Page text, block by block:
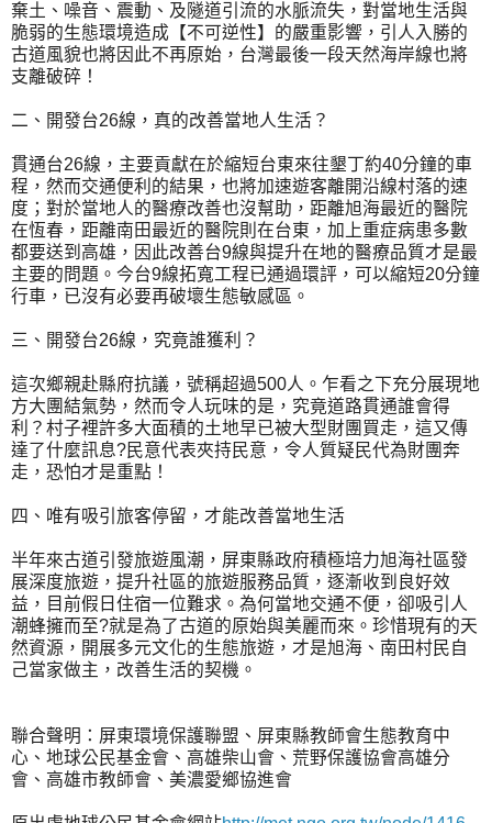
棄土、噪音、震動、及隧道引流的水脈流失，對當地生活與
脆弱的生態環境造成【不可逆性】的嚴重影響，引人入勝的
古道風貌也將因此不再原始，台灣最後一段天然海岸線也將
支離破碎！
二、開發台26線，真的改善當地人生活？
貫通台26線，主要貢獻在於縮短台東來往墾丁約40分鐘的車
程，然而交通便利的結果，也將加速遊客離開沿線村落的速
度；對於當地人的醫療改善也沒幫助，距離旭海最近的醫院
在恆春，距離南田最近的醫院則在台東，加上重症病患多數
都要送到高雄，因此改善台9線與提升在地的醫療品質才是最
主要的問題。今台9線拓寬工程已通過環評，可以縮短20分鐘
行車，已沒有必要再破壞生態敏感區。
三、開發台26線，究竟誰獲利？
這次鄉親赴縣府抗議，號稱超過500人。乍看之下充分展現地
方大團結氣勢，然而令人玩味的是，究竟道路貫通誰會得
利？村子裡許多大面積的土地早已被大型財團買走，這又傳
達了什麼訊息?民意代表夾持民意，令人質疑民代為財團奔
走，恐怕才是重點！
四、唯有吸引旅客停留，才能改善當地生活
半年來古道引發旅遊風潮，屏東縣政府積極培力旭海社區發
展深度旅遊，提升社區的旅遊服務品質，逐漸收到良好效
益，目前假日住宿一位難求。為何當地交通不便，卻吸引人
潮蜂擁而至?就是為了古道的原始與美麗而來。珍惜現有的天
然資源，開展多元文化的生態旅遊，才是旭海、南田村民自
己當家做主，改善生活的契機。
聯合聲明：屏東環境保護聯盟、屏東縣教師會生態教育中
心、地球公民基金會、高雄柴山會、荒野保護協會高雄分
會、高雄市教師會、美濃愛鄉協進會